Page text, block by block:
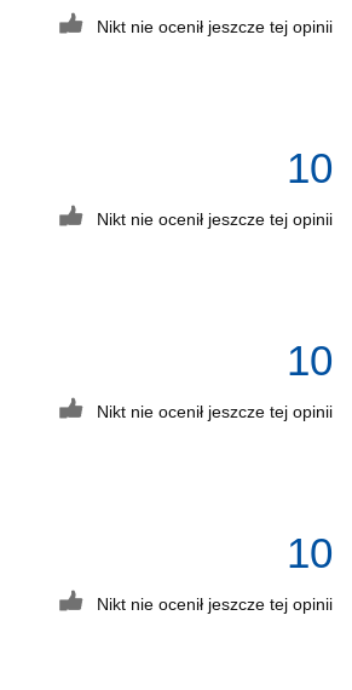
Nikt nie ocenił jeszcze tej opinii
10
Nikt nie ocenił jeszcze tej opinii
10
Nikt nie ocenił jeszcze tej opinii
10
Nikt nie ocenił jeszcze tej opinii